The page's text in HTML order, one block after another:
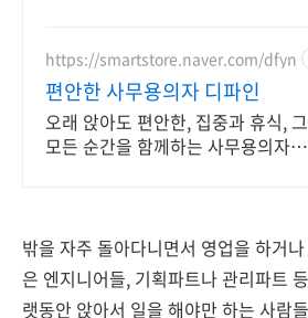
https://smartstore.naver.com/dfyn
편안한 사무용의자 디파인
오래 앉아도 편안한, 집중과 휴식, 그
모든 순간을 함께하는 사무용의자
밖을 자주 돌아다니면서 영업을 하거
은 엔지니어들, 기획파트나 관리파트
랫동안 앉아서 일을 해야만 하는 사람